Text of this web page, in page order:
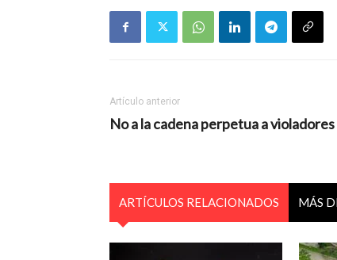
Artículo anterior
No a la cadena perpetua a violadores
ARTÍCULOS RELACIONADOS MÁS